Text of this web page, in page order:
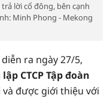
lời cổ đông, bên cạnh
Minh Phong - Mekong
ra ngày 27/5,
CTCP Tập đoàn
được giới thiệu với